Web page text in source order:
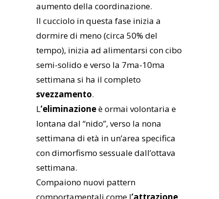
aumento della coordinazione.
Il cucciolo in questa fase inizia a
dormire di meno (circa 50% del
tempo), inizia ad alimentarsi con cibo
semi-solido e verso la 7ma-10ma
settimana si ha il completo
svezzamento.
L’eliminazioneè ormai volontaria e
lontana dal “nido”, verso la nona
settimana di età in un’area specifica
con dimorfismo sessuale dall’ottava
settimana.
Compaiono nuovi pattern